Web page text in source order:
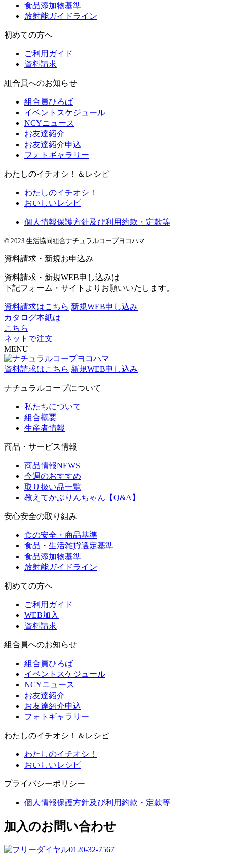
食品添加物基準
放射能ガイドライン
初めての方へ
ご利用ガイド
資料請求
組合員へのお知らせ
組合員ひろば
イベントスケジュール
NCYニュース
お友達紹介
お友達紹介申込
フォトギャラリー
わたしのイチオシ！＆レシピ
わたしのイチオシ！
おいしいレシピ
個人情報保護方針及び利用約款・定款等
© 2023 生活協同組合ナチュラルコープヨコハマ
資料請求・新規お申込み
資料請求・新規WEB申し込みは
下記フォーム・サイトよりお願いいたします。
資料請求はこちら 新規WEB申し込み
カタログ本紙は
こちら
ネットで注文
MENU
資料請求はこちら 新規WEB申し込み
ナチュラルコープについて
私たちについて
組合概要
生産者情報
商品・サービス情報
商品情報NEWS
今週のおすすめ
取り扱い品一覧
教えてかぶりんちゃん【Q&A】
安心安全の取り組み
食の安全・商品基準
食品・生活雑貨選定基準
食品添加物基準
放射能ガイドライン
初めての方へ
ご利用ガイド
WEB加入
資料請求
組合員へのお知らせ
組合員ひろば
イベントスケジュール
NCYニュース
お友達紹介
お友達紹介申込
フォトギャラリー
わたしのイチオシ！＆レシピ
わたしのイチオシ！
おいしいレシピ
プライバシーポリシー
個人情報保護方針及び利用約款・定款等
加入のお問い合わせ
0120-32-7567